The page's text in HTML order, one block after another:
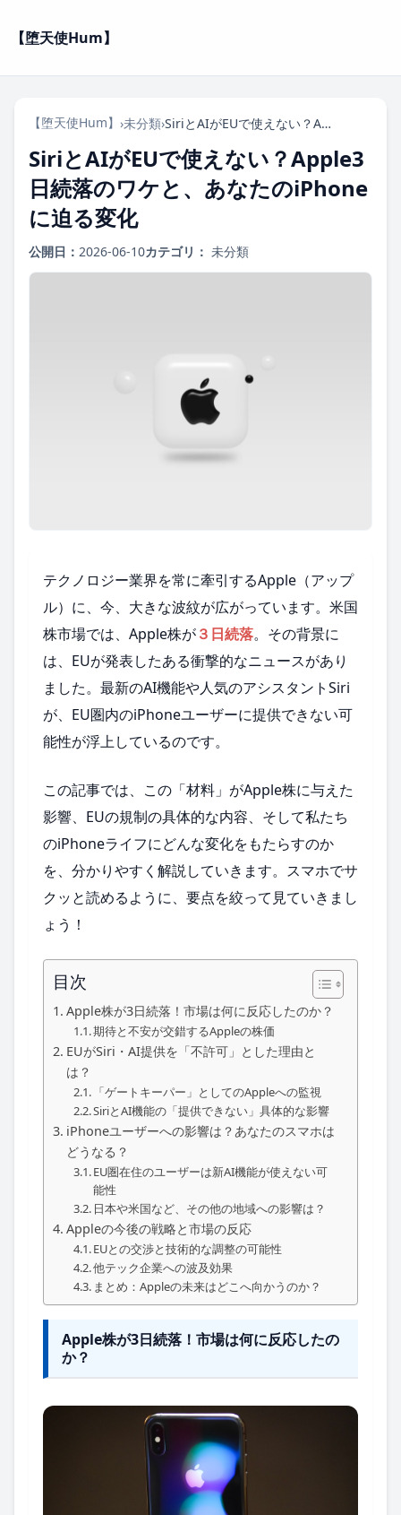
【堕天使Hum】
【堕天使Hum】 ›未分類› SiriとAIがEUで使えない？Apple3日続落のワケと、あなたのiPhoneに迫る変化
SiriとAIがEUで使えない？Apple3
日続落のワケと、あなたのiPhone
に迫る変化
公開日： 2026-06-10カテゴリ： 未分類
テクノロジー業界を常に牽引するApple（アップ
ル）に、今、大きな波紋が広がっています。米国
株市場では、Apple株が３日続落。その背景に
は、EUが発表したある衝撃的なニュースがあり
ました。最新のAI機能や人気のアシスタントSiri
が、EU圏内のiPhoneユーザーに提供できない可
能性が浮上しているのです。
この記事では、この「材料」がApple株に与えた
影響、EUの規制の具体的な内容、そして私たち
のiPhoneライフにどんな変化をもたらすのか
を、分かりやすく解説していきます。スマホでサ
クッと読めるように、要点を絞って見ていきまし
ょう！
目次
Apple株が3日続落！市場は何に反応したのか？
期待と不安が交錯するAppleの株価
EUがSiri・AI提供を「不許可」とした理由と
は？
「ゲートキーパー」としてのAppleへの監視
SiriとAI機能の「提供できない」具体的な影響
iPhoneユーザーへの影響は？あなたのスマホは
どうなる？
EU圏在住のユーザーは新AI機能が使えない可
能性
日本や米国など、その他の地域への影響は？
Appleの今後の戦略と市場の反応
EUとの交渉と技術的な調整の可能性
他テック企業への波及効果
まとめ：Appleの未来はどこへ向かうのか？
Apple株が3日続落！市場は何に反応したの
か？